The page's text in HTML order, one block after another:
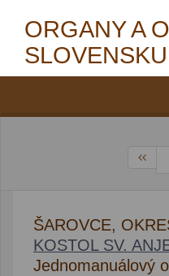
ORGANY A
SLOVENSKU
ŠAROVCE,
KOSTOL SV.
Jednomanuálový